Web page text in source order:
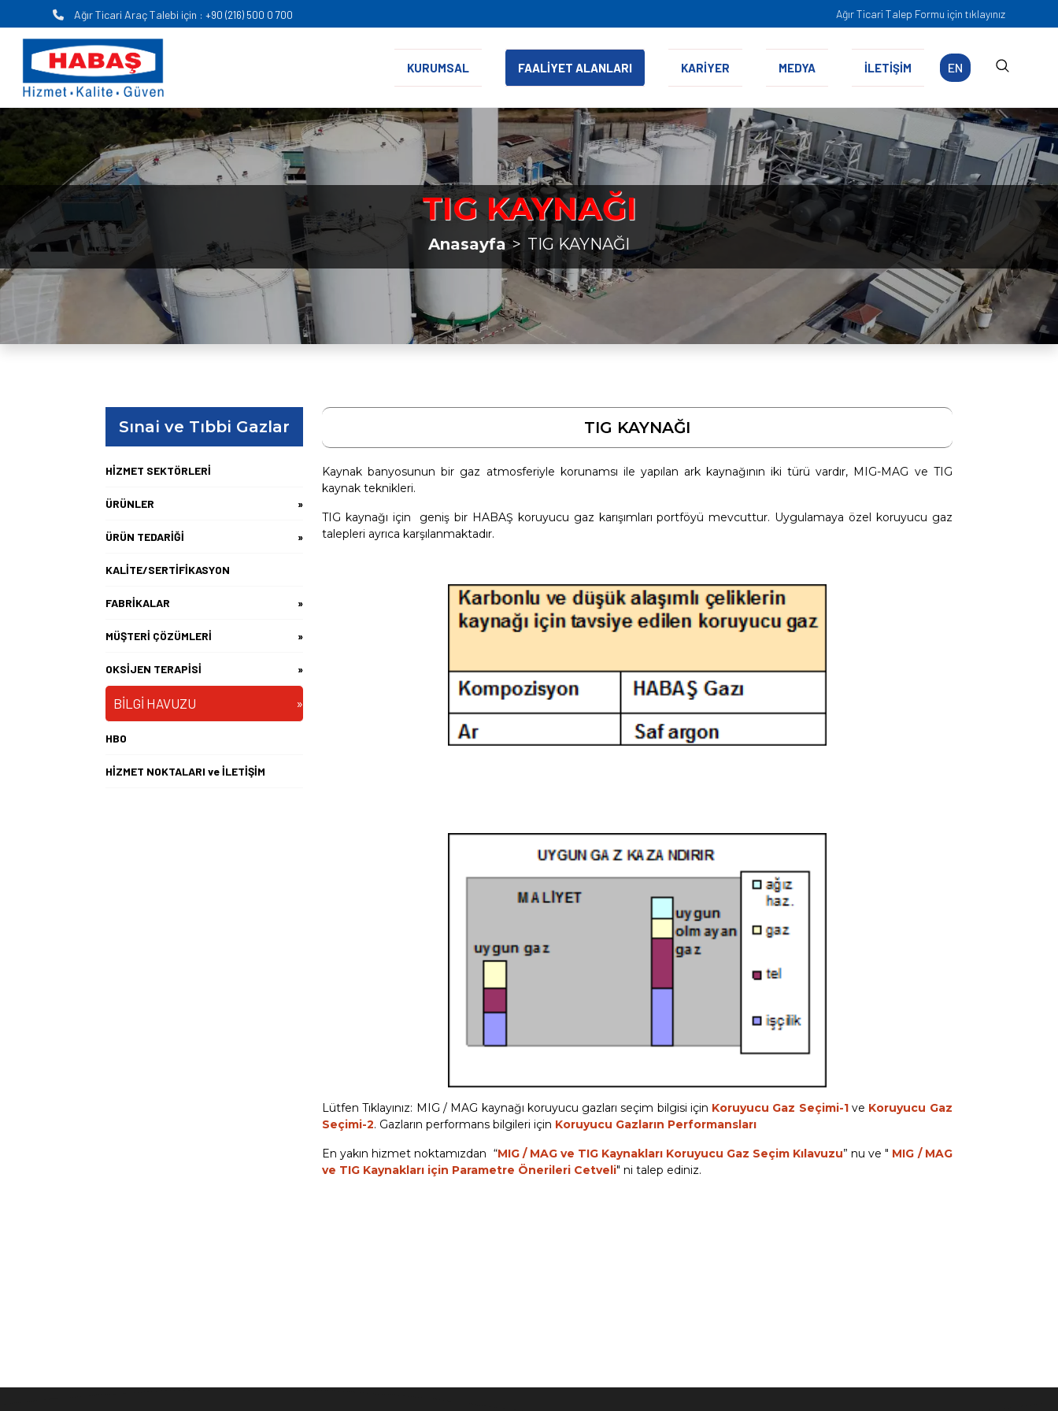
Ağır Ticari Araç Talebi için :+90 (216) 500 0 700 Ağır Ticari Talep Formu için tıklayınız
KURUMSAL FAALİYET ALANLARI KARİYER MEDYA İLETİŞİM EN
Anasayfa
KURUMSAL
FAALİYET ALANLARI
KARİYER
MEDYA
İLETİŞİM
TIG KAYNAĞI
Anasayfa TIG KAYNAĞI
Sınai ve Tıbbi Gazlar
HİZMET SEKTÖRLERİ
ÜRÜNLER »
ÜRÜN TEDARİĞİ »
KALİTE/SERTİFİKASYON
FABRİKALAR »
MÜŞTERİ ÇÖZÜMLERİ »
OKSİJEN TERAPİSİ »
BİLGİ HAVUZU »
HBO
HİZMET NOKTALARI ve İLETİŞİM
TIG KAYNAĞI
Kaynak banyosunun bir gaz atmosferiyle korunamsı ile yapılan ark kaynağının iki türü vardır, MIG-MAG ve TIG
kaynak teknikleri.
TIG kaynağı için geniş bir HABAŞ koruyucu gaz karışımları portföyü mevcuttur. Uygulamaya özel koruyucu gaz
talepleri ayrıca karşılanmaktadır.
Lütfen Tıklayınız: MIG / MAG kaynağı koruyucu gazları seçim bilgisi için Koruyucu Gaz Seçimi-1ve Koruyucu Gaz
Seçimi-2. Gazların performans bilgileri için Koruyucu Gazların Performansları
En yakın hizmet noktamızdan “MIG / MAG ve TIG Kaynakları Koruyucu Gaz Seçim Kılavuzu” nu ve " MIG / MAG
ve TIG Kaynakları için Parametre Önerileri Cetveli" ni talep ediniz.